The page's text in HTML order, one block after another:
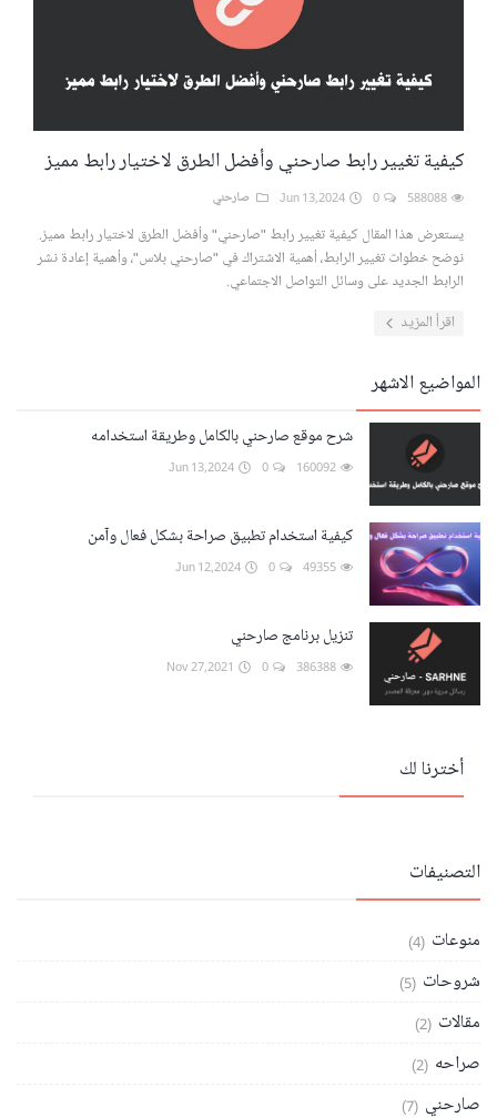
المواضيع الاشهر
شرح موقع صارحني بالكامل وطريقة استخدامه
كيفية استخدام تطبيق صراحة بشكل فعال وآمن
تنزيل برنامج صارحني
أخترنا لك
التصنيفات
منوعات (4)
شروحات (5)
مقالات (2)
صراحه (2)
صارحني (7)
كيفية تغيير رابط صارحني وأفضل الطرق لاختيار رابط مميز
صارحني
يستعرض هذا المقال كيفية تغيير رابط "صارحني" وأفضل الطرق لاختيار رابط مميز.
نوضح خطوات تغيير الرابط، أهمية الاشتراك في "صارحني بلاس"، وأهمية إعادة نشر
الرابط الجديد على وسائل التواصل الاجتماعي.
اقرأ المزيد